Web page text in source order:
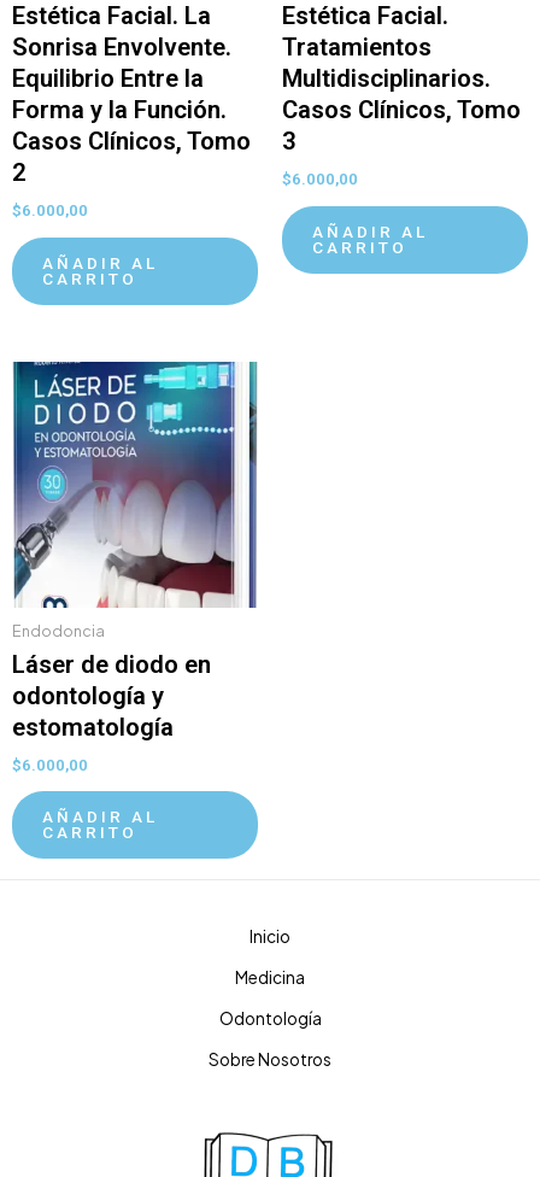
Estética Facial. La
Sonrisa Envolvente.
Equilibrio Entre la
Forma y la Función.
Casos Clínicos, Tomo
2
$6.000,00
AÑADIR AL
CARRITO
Estética Facial.
Tratamientos
Multidisciplinarios.
Casos Clínicos, Tomo
3
$6.000,00
AÑADIR AL
CARRITO
Endodoncia
Láser de diodo en
odontología y
estomatología
$6.000,00
AÑADIR AL
CARRITO
Inicio
Medicina
Odontología
Sobre Nosotros